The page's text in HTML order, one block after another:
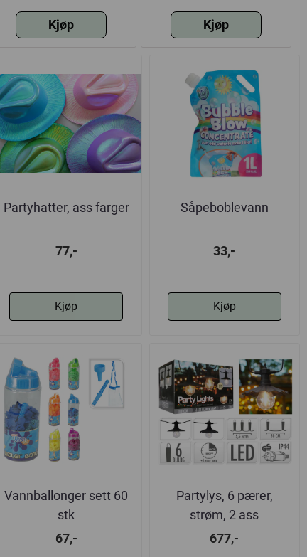
Kjøp Kjøp
Partyhatter, ass farger
77,-
Kjøp
Såpeboblevann
33,-
Kjøp
Vannballonger sett 60
stk
67,-
Partylys, 6 pærer,
strøm, 2 ass
677,-